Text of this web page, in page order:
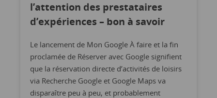
l’attention des prestataires
d’expériences – bon à savoir
Le lancement de Mon Google À faire et la fin
proclamée de Réserver avec Google signifient
que la réservation directe d’activités de loisirs
via Recherche Google et Google Maps va
disparaître peu à peu, et probablement